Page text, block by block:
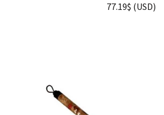
77.19$ (USD)